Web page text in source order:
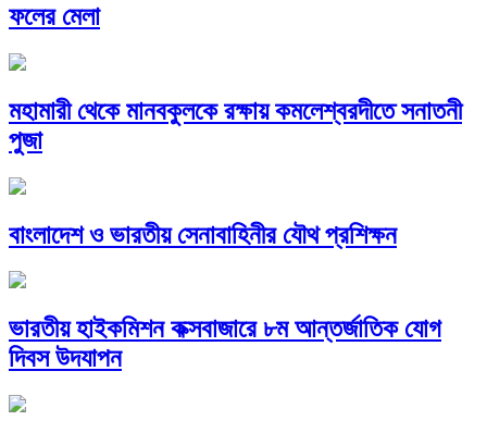
ফলের মেলা
মহামারী থেকে মানবকুলকে রক্ষায় কমলেশ্বরদীতে সনাতনী
পুজা
বাংলাদেশ ও ভারতীয় সেনাবাহিনীর যৌথ প্রশিক্ষন
ভারতীয় হাইকমিশন কক্সবাজারে ৮ম আন্তর্জাতিক যোগ
দিবস উদযাপন